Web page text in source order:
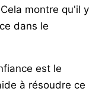
montre qu'il y
dans le
est le
à résoudre ce